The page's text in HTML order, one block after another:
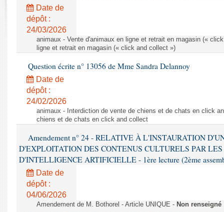
Rapports législatifs
Rapports sur l'application des lois
Baromètre de l’application des lois
Dossiers législatifs
Budget et sécurité sociale
Questions écrites et orales
Comptes rendus des débats
Date de
dépôt :
24/03/2026
animaux - Vente d'animaux en ligne et retrait en magasin («
ligne et retrait en magasin (« click and collect »)
Question écrite n° 13056 de Mme Sandra Delannoy
Date de
dépôt :
24/02/2026
animaux - Interdiction de vente de chiens et de chats en click
chiens et de chats en click and collect
Amendement n° 24 - RELATIVE À L'INSTAURATION
D'EXPLOITATION DES CONTENUS CULTURELS PAR LES
D'INTELLIGENCE ARTIFICIELLE - 1ère lecture (2ème
Date de
dépôt :
04/06/2026
Amendement de M. Bothorel - Article UNIQUE - Non renseigné